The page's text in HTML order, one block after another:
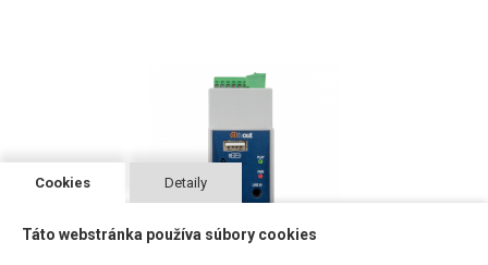
Cookies Detaily
Táto webstránka používa súbory cookies